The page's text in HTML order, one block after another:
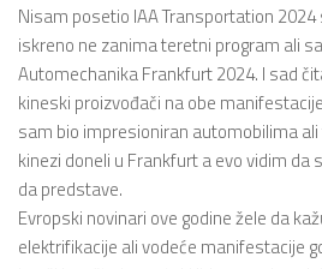
Nisam posetio IAA Transportation
iskreno ne zanima teretni program ali
Automechanika Frankfurt 2024. I sad
kineski proizvođači na obe
sam bio impresioniran automobilima
kinezi doneli u Frankfurt a evo vidim da
da predstave.
Evropski novinari ove godine žele da
elektrifikacije ali vodeće manifestacije